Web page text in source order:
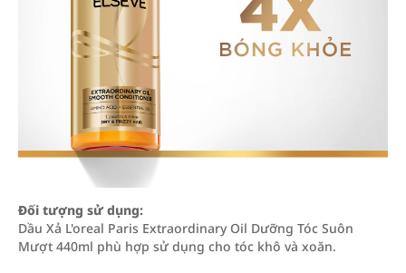
Đối tượng sử dụng:
Dầu Xả L'oreal Paris Extraordinary Oil Dưỡng Tóc Suôn
Mượt 440ml phù hợp sử dụng cho tóc khô và xoăn.